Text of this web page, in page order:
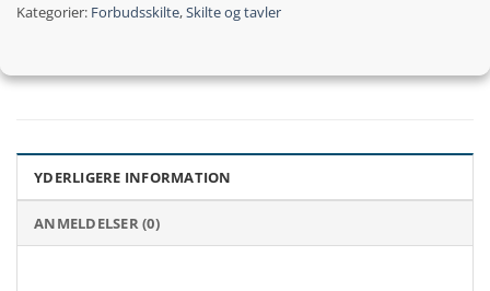
Kategorier: Forbudsskilte,Skilte og tavler
YDERLIGERE INFORMATION
ANMELDELSER (0)